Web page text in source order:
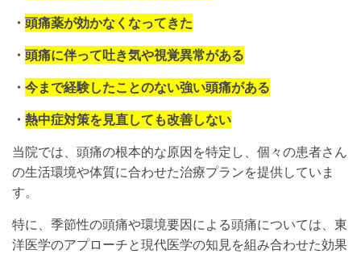
・ 頭痛薬が効かなくなってきた
・ 頭痛に伴って吐き気や視覚異常がある
・ 今まで経験したことのない強い頭痛がある
・ 熱中症対策を見直しても改善しない
当院では、頭痛の根本的な原因を特定し、個々の患者さん
の生活環境や体質に合わせた治療プランを提供していま
す。
特に、季節性の頭痛や環境要因による頭痛については、東
洋医学のアプローチと現代医学の知見を組み合わせた効果